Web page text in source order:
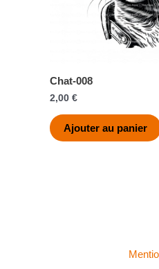
Chat-008
2,00 €
Ajouter au panier